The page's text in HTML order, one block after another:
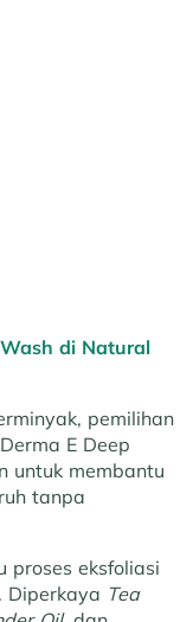
di Natural
pemilihan
E Deep
untuk membantu
tanpa
proses eksfoliasi
Diperkaya Tea